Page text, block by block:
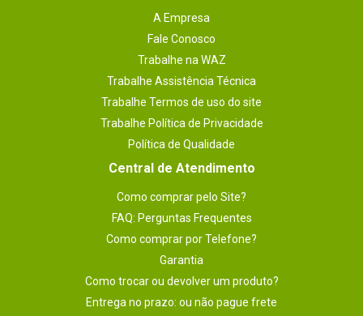
A Empresa
Fale Conosco
Trabalhe na WAZ
Trabalhe Assistência Técnica
Trabalhe Termos de uso do site
Trabalhe Política de Privacidade
Política de Qualidade
Central de Atendimento
Como comprar pelo Site?
FAQ: Perguntas Frequentes
Como comprar por Telefone?
Garantia
Como trocar ou devolver um produto?
Entrega no prazo: ou não pague frete